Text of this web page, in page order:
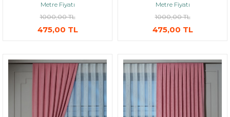
Metre Fiyatı
1000,00 TL
475,00 TL
Metre Fiyatı
1000,00 TL
475,00 TL